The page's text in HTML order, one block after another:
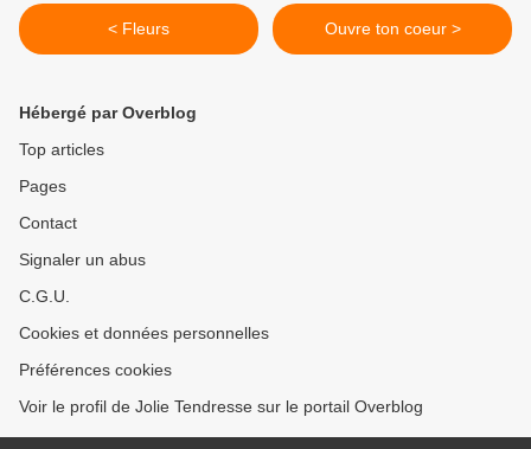
< Fleurs Ouvre ton coeur >
Hébergé par Overblog
Top articles
Pages
Contact
Signaler un abus
C.G.U.
Cookies et données personnelles
Préférences cookies
Voir le profil de Jolie Tendresse sur le portail Overblog